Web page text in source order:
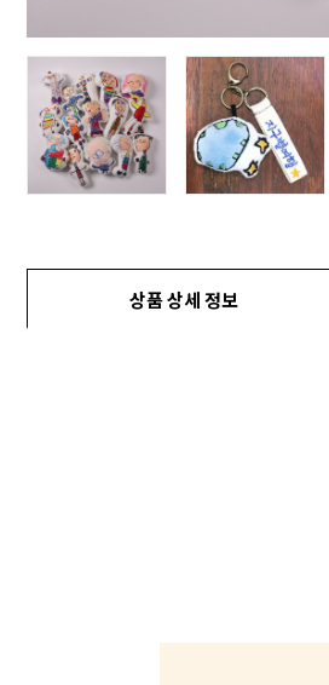
상품 상세 정보